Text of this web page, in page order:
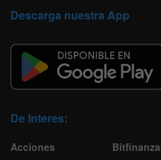
Descarga nuestra App
De Interes:
Acciones